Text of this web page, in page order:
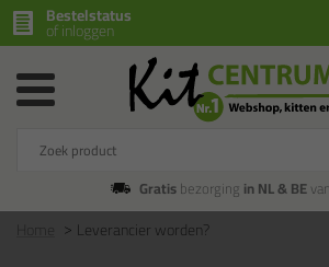
Bestelstatus
of inloggen
Gratisbezorging in NL & BE
Leverancier worden?